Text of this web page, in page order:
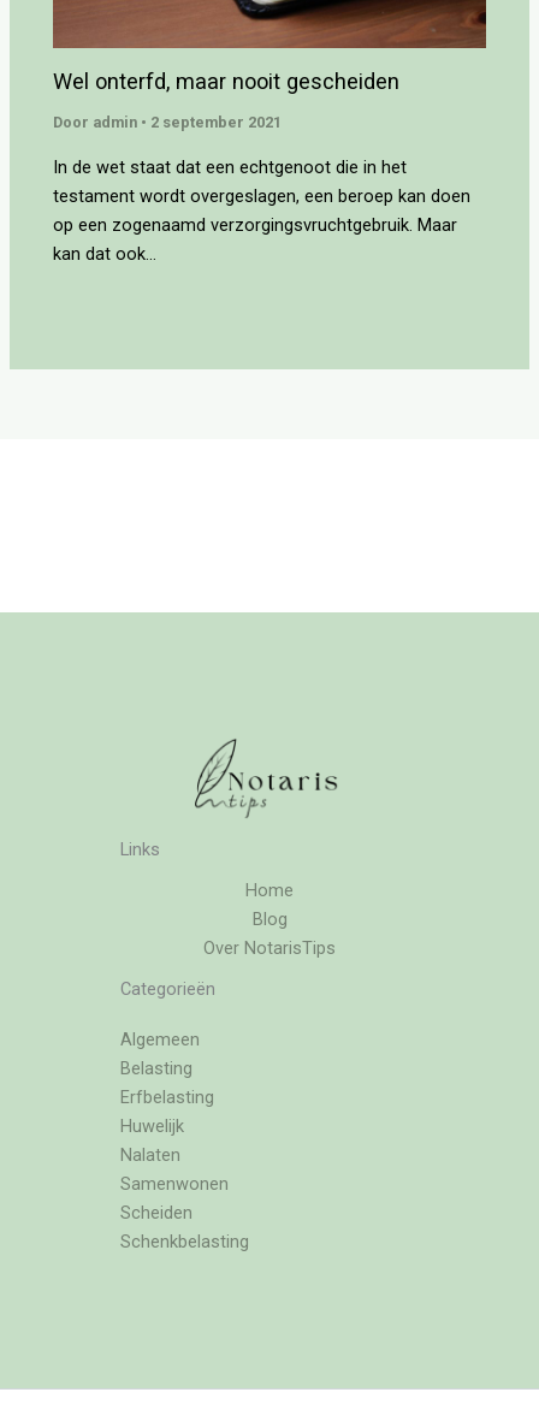
Wel onterfd, maar nooit gescheiden
Door admin • 2 september 2021
In de wet staat dat een echtgenoot die in het
testament wordt overgeslagen, een beroep kan doen
op een zogenaamd verzorgingsvruchtgebruik. Maar
kan dat ook…
Links
Home
Blog
Over NotarisTips
Categorieën
Algemeen
Belasting
Erfbelasting
Huwelijk
Nalaten
Samenwonen
Scheiden
Schenkbelasting